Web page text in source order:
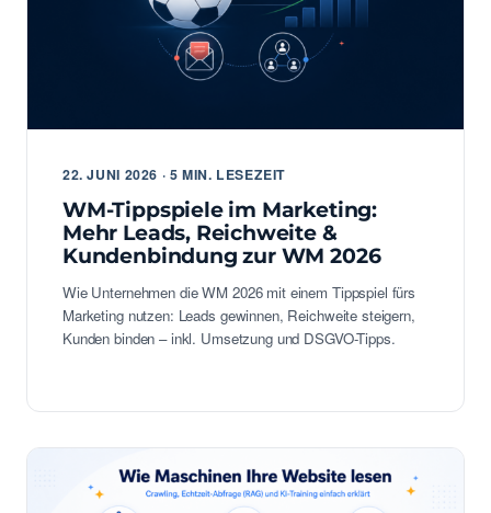
22. JUNI 2026 · 5 MIN. LESEZEIT
WM-Tippspiele im Marketing:
Mehr Leads, Reichweite &
Kundenbindung zur WM 2026
Wie Unternehmen die WM 2026 mit einem Tippspiel fürs
Marketing nutzen: Leads gewinnen, Reichweite steigern,
Kunden binden – inkl. Umsetzung und DSGVO-Tipps.